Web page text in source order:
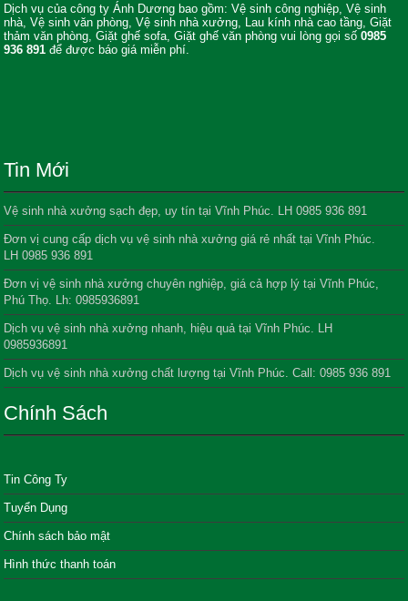
Dịch vụ của công ty Ánh Dương bao gồm: Vệ sinh công nghiệp, Vệ sinh
nhà, Vệ sinh văn phòng, Vệ sinh nhà xưởng, Lau kính nhà cao tầng, Giặt
thảm văn phòng, Giặt ghế sofa, Giặt ghế văn phòng vui lòng gọi số0985
936 891 để được báo giá miễn phí.
Tin Mới
Vệ sinh nhà xưởng sạch đẹp, uy tín tại Vĩnh Phúc. LH 0985 936 891
Đơn vị cung cấp dịch vụ vệ sinh nhà xưởng giá rẻ nhất tại Vĩnh Phúc.
LH 0985 936 891
Đơn vị vệ sinh nhà xưởng chuyên nghiệp, giá cả hợp lý tại Vĩnh Phúc,
Phú Thọ. Lh: 0985936891
Dịch vụ vệ sinh nhà xưởng nhanh, hiệu quả tại Vĩnh Phúc. LH
0985936891
Dịch vụ vệ sinh nhà xưởng chất lượng tại Vĩnh Phúc. Call: 0985 936 891
Chính Sách
Tin Công Ty
Tuyển Dụng
Chính sách bảo mật
Hình thức thanh toán